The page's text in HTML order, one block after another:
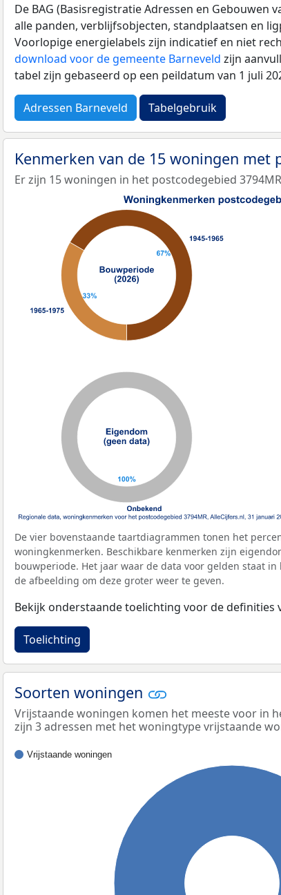
De BAG (Basisregistratie Adressen en Gebouwen
alle panden, verblijfsobjecten, standplaatsen en
Voorlopige energielabels zijn indicatief en niet
download voor de gemeente Barneveld zijn
tabel zijn gebaseerd op een peildatum van 1 juli
Adressen Barneveld Tabelgebruik
Kenmerken van de 15 woningen met
Er zijn 15 woningen in het postcodegebied
De vier bovenstaande taartdiagrammen tonen het
woningkenmerken. Beschikbare kenmerken zijn
bouwperiode. Het jaar waar de data voor gelden staat
de afbeelding om deze groter weer te geven.
Bekijk onderstaande toelichting voor de definities
Toelichting
Soorten woningen
Vrijstaande woningen komen het meeste voor in
zijn 3 adressen met het woningtype vrijstaande
Vrijstaande woningen